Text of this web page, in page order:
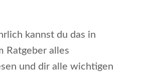
kannst du das in
Ratgeber alles
und dir alle wichtigen